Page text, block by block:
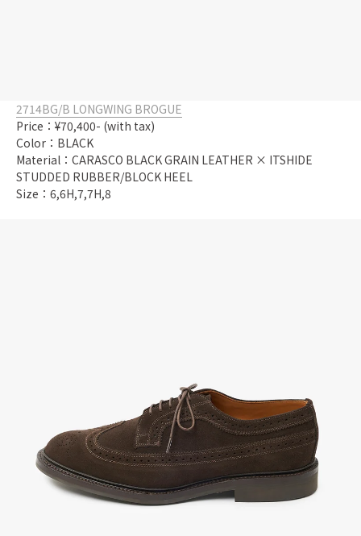
2714BG/B LONGWING BROGUE
Price：¥70,400- (with tax)
Color：BLACK
Material：CARASCO BLACK GRAIN LEATHER × ITSHIDE
STUDDED RUBBER/BLOCK HEEL
Size：6,6H,7,7H,8